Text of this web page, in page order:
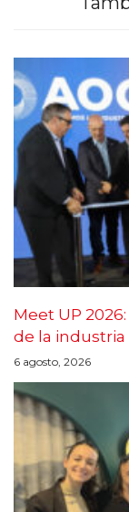
Meet UP
de la
6 agosto, 2026